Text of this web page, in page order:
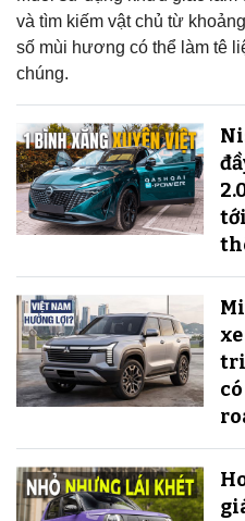
và tìm kiếm vật chủ từ
số mùi hương có thể làm tê
chúng.